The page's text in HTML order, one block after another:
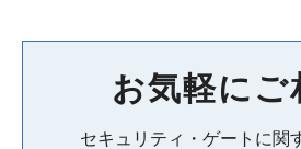
お気軽にご
セキュリティ・ゲートに関